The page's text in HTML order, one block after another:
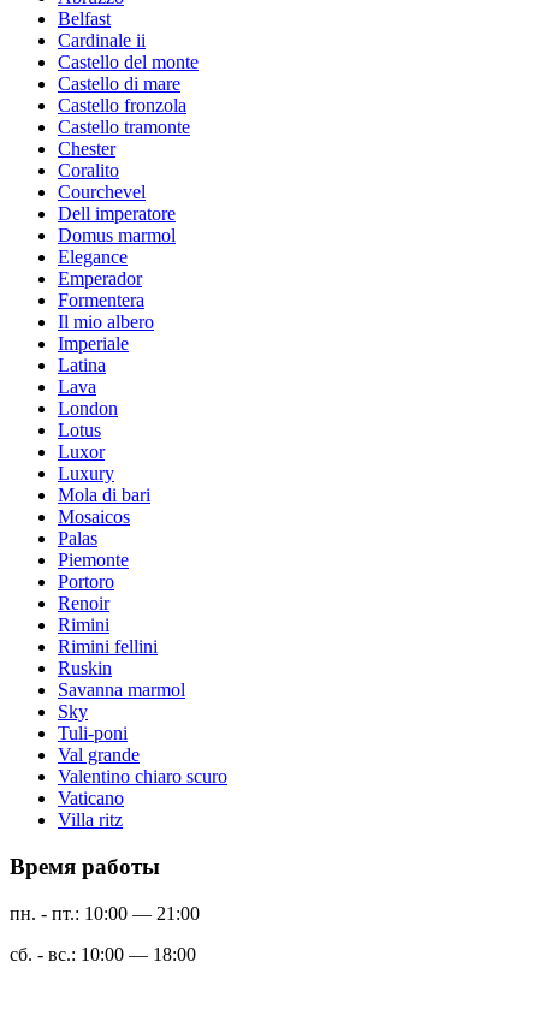
Belfast
Cardinale ii
Castello del monte
Castello di mare
Castello fronzola
Castello tramonte
Chester
Coralito
Courchevel
Dell imperatore
Domus marmol
Elegance
Emperador
Formentera
Il mio albero
Imperiale
Latina
Lava
London
Lotus
Luxor
Luxury
Mola di bari
Mosaicos
Palas
Piemonte
Portoro
Renoir
Rimini
Rimini fellini
Ruskin
Savanna marmol
Sky
Tuli-poni
Val grande
Valentino chiaro scuro
Vaticano
Villa ritz
Время работы
пн. - пт.: 10:00 — 21:00
сб. - вс.: 10:00 — 18:00